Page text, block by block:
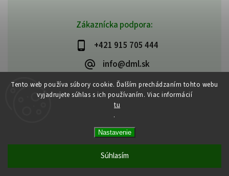
Tento web používa súbory cookie. Ďalším prechádzaním tohto webu
vyjadrujete súhlas s ich používaním. Viac informácií
tu
.
Nastavenie
Súhlasím
Zákaznícka podpora:
+421 915 705 444
info@dml.sk
bifeedus | BIO | DIA | BEZLEPKOVÉ POTRAVINY
Shoptet | Design